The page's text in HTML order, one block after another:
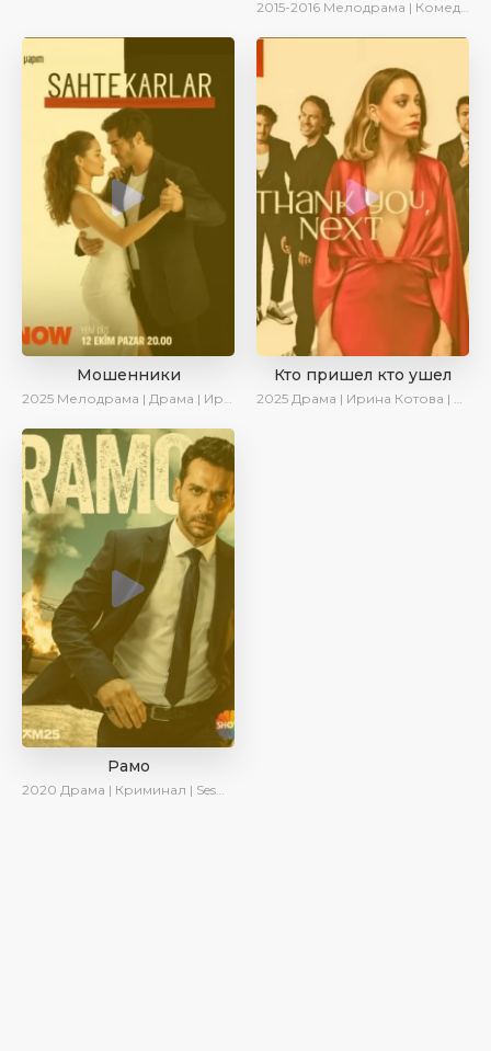
2015-2016 Мелодрама | Комедия
Мошенники
2025 Мелодрама | Драма | Ирина Котова | AlisaDirilis | Новинки | Сериалы 2025
Кто пришел кто ушел
2025 Драма | Ирина Котова | Новинки | Сериалы 2025
Рамо
2020 Драма | Криминал | SesDizi | Ирина Котова